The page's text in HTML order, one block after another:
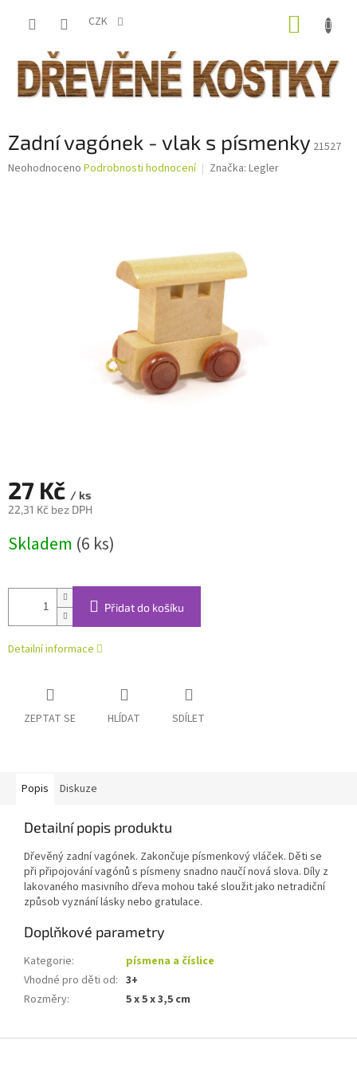
CZK
Zadní vagónek - vlak s písmenky 21527
Průměrné
Neohodnoceno Podrobnosti hodnocení Značka: Legler
27 Kč / ks
22,31 Kč bez DPH
cena:
Skladem (6 ks)
Přidat do košíku
Detailní informace
ZEPTAT SE HLÍDAT SDÍLET
Popis Diskuze
Detailní popis produktu
Dřevěný zadní vagónek. Zakončuje písmenkový vláček. Děti se
při připojování vagónů s písmeny snadno naučí nová slova. Díly z
lakovaného masivního dřeva mohou také sloužit jako netradiční
způsob vyznání lásky nebo gratulace.
Doplňkové parametry
Kategorie:
písmena a číslice
Vhodné pro děti od: 3+
Rozměry: 5 x 5 x 3,5 cm